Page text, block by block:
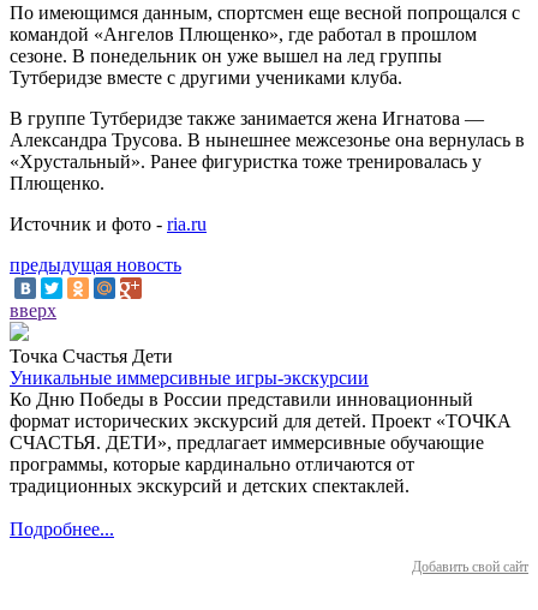
По имеющимся данным, спортсмен еще весной попрощался с
командой «Ангелов Плющенко», где работал в прошлом
сезоне. В понедельник он уже вышел на лед группы
Тутберидзе вместе с другими учениками клуба.
В группе Тутберидзе также занимается жена Игнатова —
Александра Трусова. В нынешнее межсезонье она вернулась в
«Хрустальный». Ранее фигуристка тоже тренировалась у
Плющенко.
Источник и фото - ria.ru
предыдущая новость
вверх
Точка Счастья Дети
Уникальные иммерсивные игры-экскурсии
Ко Дню Победы в России представили инновационный
формат исторических экскурсий для детей. Проект «ТОЧКА
СЧАСТЬЯ. ДЕТИ», предлагает иммерсивные обучающие
программы, которые кардинально отличаются от
традиционных экскурсий и детских спектаклей.
Подробнее...
Добавить свой сайт